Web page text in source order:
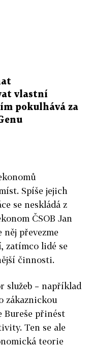
vlastní
pokulhává za
Spíše jejich
se neskládá z
ČSOB Jan
něj převezme
zatímco lidé se
činnosti.
služeb – například
zákaznickou
Bureše přinést
Ten se ale
teorie